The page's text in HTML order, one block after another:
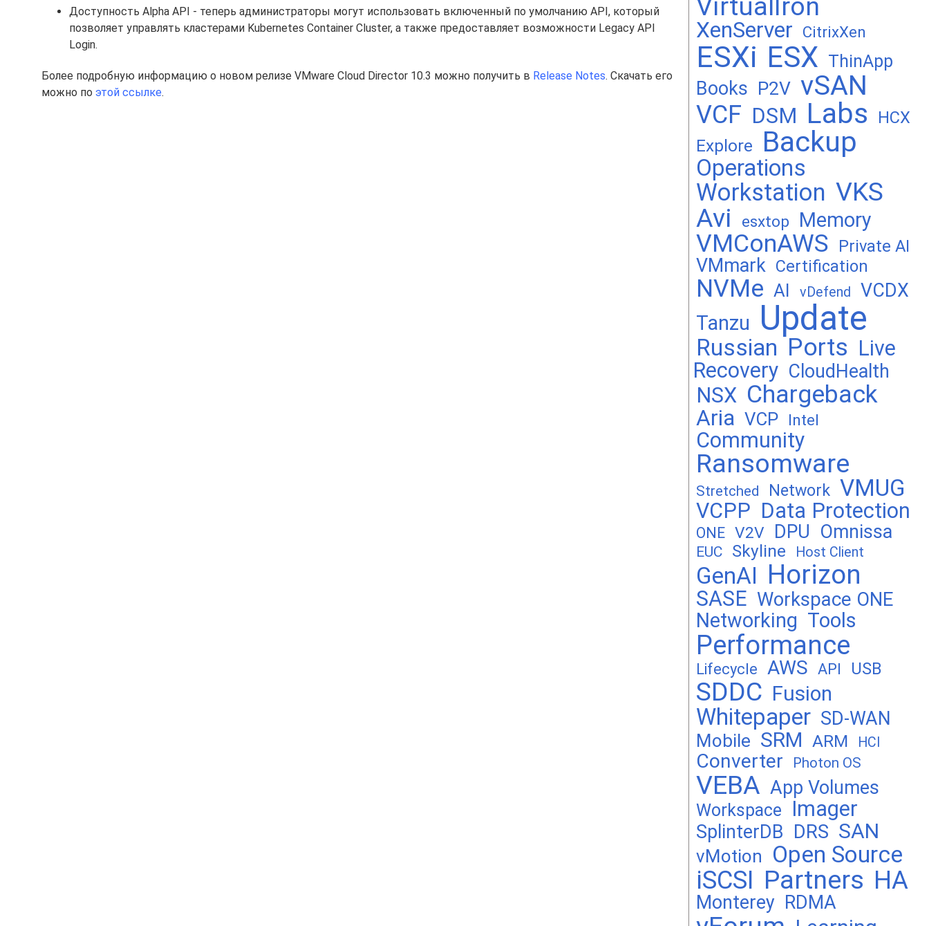
Доступность Alpha API - теперь администраторы могут использовать включенный по умолчанию API, который
позволяет управлять кластерами Kubernetes Container Cluster, а также предоставляет возможности Legacy API
Login.
Более подробную информацию о новом релизе VMware Cloud Director 10.3 можно получить в Release Notes. Скачать его
можно по этой ссылке.
VirtualIron
XenServer CitrixXen
ESXi ESX ThinApp
Books P2V vSAN
VCF DSM Labs HCX
Explore Backup
Operations
Workstation VKS
Avi
esxtop Memory
VMConAWS Private AI
VMmark Certification
NVMe AI vDefend VCDX
Tanzu Update
Russian Ports Live
Recovery CloudHealth
NSX Chargeback
Aria VCP Intel
Community
Ransomware
Stretched Network VMUG
VCPP Data Protection
ONE V2V DPU Omnissa
EUC Skyline Host Client
GenAI Horizon
SASE Workspace ONE
Networking Tools
Performance
Lifecycle AWS API USB
SDDC Fusion
Whitepaper SD-WAN
Mobile SRM ARM HCI
Converter Photon OS
VEBA App Volumes
Workspace Imager
SplinterDB DRS SAN
vMotion Open Source
iSCSI Partners HA
Monterey RDMA